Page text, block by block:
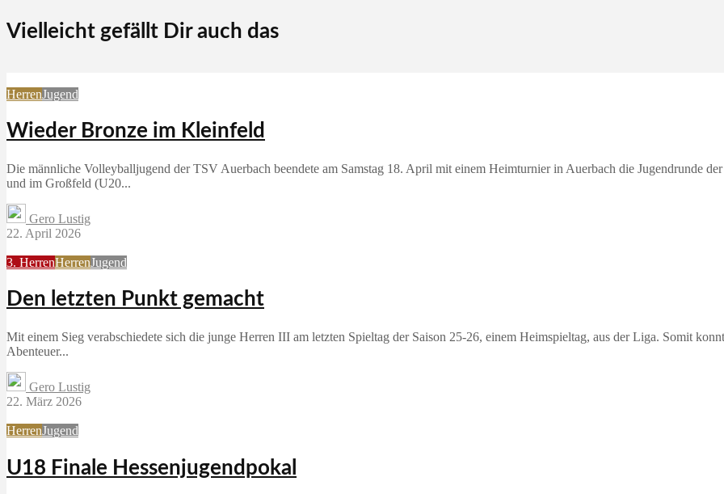
Vielleicht gefällt Dir auch das
HerrenJugend
Wieder Bronze im Kleinfeld
Die männliche Volleyballjugend der TSV Auerbach beendete am Samstag 18. April mit einem Heimturnier in Auerbach die Jugendrunde
und im Großfeld (U20...
Gero Lustig
22. April 2026
3. HerrenHerrenJugend
Den letzten Punkt gemacht
Mit einem Sieg verabschiedete sich die junge Herren III am letzten Spieltag der Saison 25-26, einem Heimspieltag, aus der Liga. Somit
Abenteuer...
Gero Lustig
22. März 2026
HerrenJugend
U18 Finale Hessenjugendpokal